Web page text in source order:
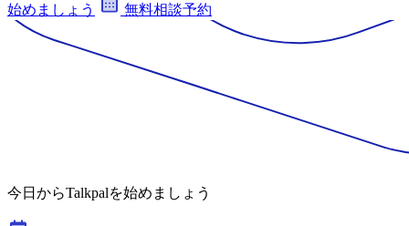
始めましょう 無料相談予約
今日からTalkpalを始めましょう